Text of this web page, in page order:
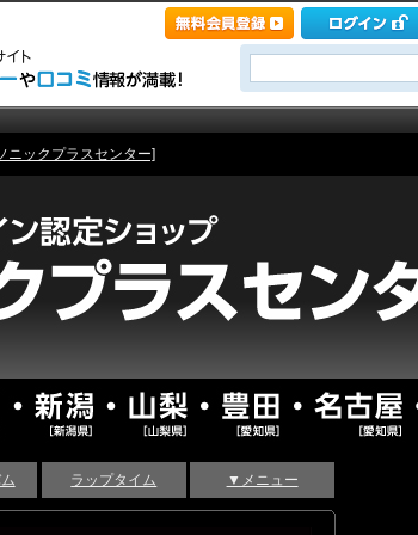
ニックプラスセンター]
ラップタイム ▼メニュー